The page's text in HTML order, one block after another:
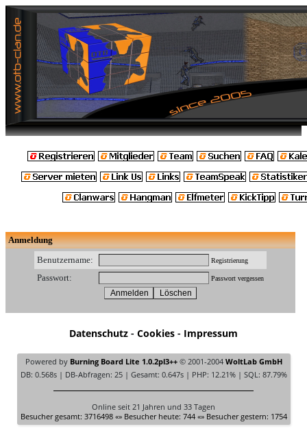
Anmeldung
Benutzername:
Registrierung
Passwort: Passwort vergessen
Datenschutz - Cookies - Impressum
Powered by Burning Board Lite 1.0.2pl3++© 2001-2004 WoltLab GmbH
DB: 0.568s | DB-Abfragen: 25 | Gesamt: 0.647s | PHP: 12.21% | SQL: 87.79%
Online seit 21 Jahren und 33 Tagen
Besucher gesamt: 3716498 «» Besucher heute: 744 «» Besucher gestern: 1754